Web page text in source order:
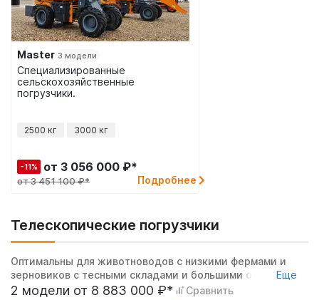
Master 3 модели
Специализированные
сельскохозяйственные
погрузчики.
2500 кг 3000 кг
-11% от 3 056 000 ₽*
от 3 451 100 ₽* Подробнее
Телескопические погрузчики
Оптимальны для животноводов с низкими фермами и
зерновиков с тесными складами и большими объемами
погрузки. На 365 дней в году.
Еще
2 модели от 8 883 000 ₽* Сравнить